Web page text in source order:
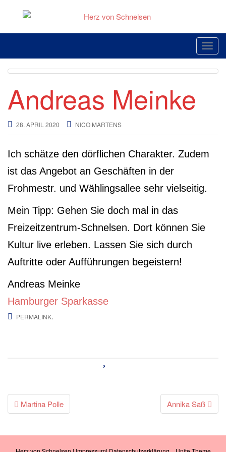
content
Andreas Meinke
28. APRIL 2020 NICO MARTENS
Ich schätze den dörflichen Charakter. Zudem
ist das Angebot an Geschäften in der
Frohmestr. und Wählingsallee sehr vielseitig.
Mein Tipp: Gehen Sie doch mal in das
Freizeitzentrum-Schnelsen. Dort können Sie
Kultur live erleben. Lassen Sie sich durch
Auftritte oder Aufführungen begeistern!
Andreas Meinke
Hamburger Sparkasse
PERMALINK.
Beitrags-
Navigation
Martina Polle Annika Saß